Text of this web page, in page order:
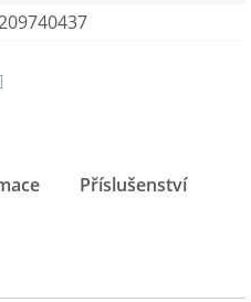
Příslušenství